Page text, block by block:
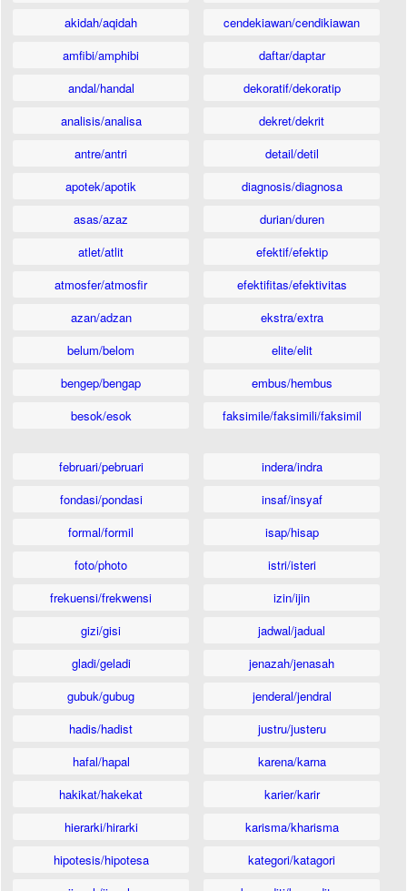
akidah/aqidah
amfibi/amphibi
andal/handal
analisis/analisa
antre/antri
apotek/apotik
asas/azaz
atlet/atlit
atmosfer/atmosfir
azan/adzan
belum/belom
bengep/bengap
besok/esok
cendekiawan/cendikiawan
daftar/daptar
dekoratif/dekoratip
dekret/dekrit
detail/detil
diagnosis/diagnosa
durian/duren
efektif/efektip
efektifitas/efektivitas
ekstra/extra
elite/elit
embus/hembus
faksimile/faksimili/faksimil
februari/pebruari
fondasi/pondasi
formal/formil
foto/photo
frekuensi/frekwensi
gizi/gisi
gladi/geladi
gubuk/gubug
hadis/hadist
hafal/hapal
hakikat/hakekat
hierarki/hirarki
hipotesis/hipotesa
indera/indra
insaf/insyaf
isap/hisap
istri/isteri
izin/ijin
jadwal/jadual
jenazah/jenasah
jenderal/jendral
justru/justeru
karena/karna
karier/karir
karisma/kharisma
kategori/katagori